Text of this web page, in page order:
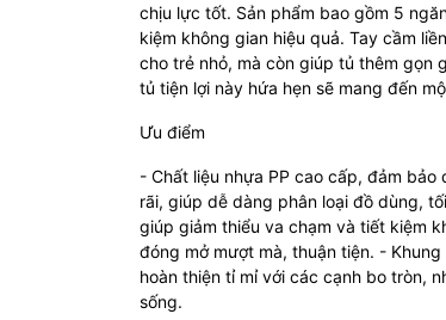
chịu lực tốt. Sản phẩm bao gồm 5
kiệm không gian hiệu quả. Tay cầm
cho trẻ nhỏ, mà còn giúp tủ thêm gọn
tủ tiện lợi này hứa hẹn sẽ mang đến
Ưu điểm
- Chất liệu nhựa PP cao cấp, đảm
rãi, giúp dễ dàng phân loại đồ dùng,
giúp giảm thiểu va chạm và tiết kiệm
đóng mở mượt mà, thuận tiện. -
hoàn thiện tỉ mỉ với các cạnh bo tròn,
sống.